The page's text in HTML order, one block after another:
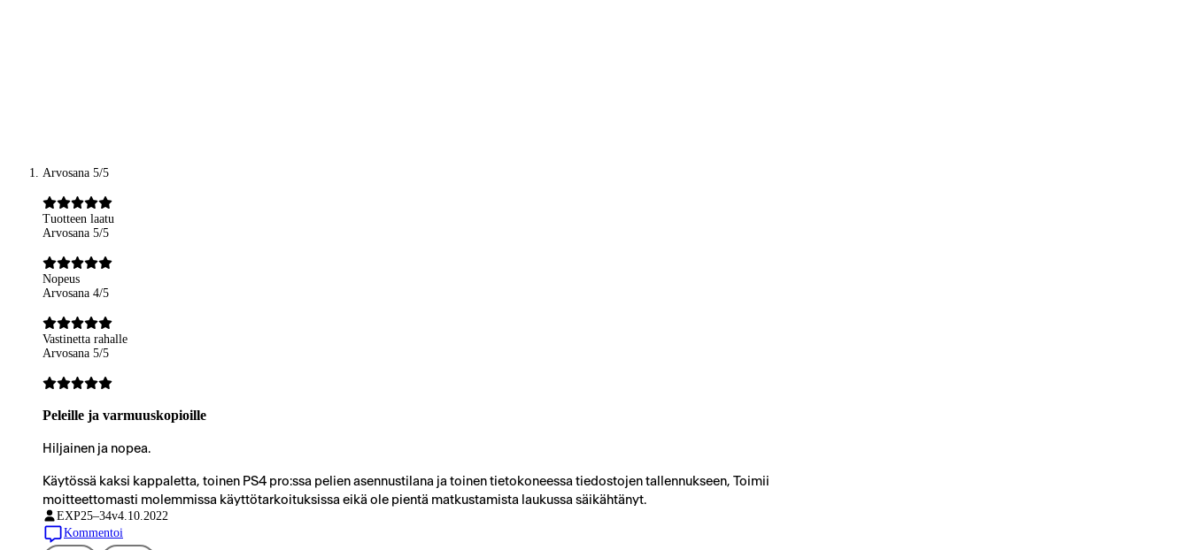
Arvosana 5/5
Tuotteen laatu
Arvosana 5/5
Nopeus
Arvosana 4/5
Vastinetta rahalle
Arvosana 5/5
Peleille ja varmuuskopioille
Hiljainen ja nopea.
Käytössä kaksi kappaletta, toinen PS4 pro:ssa pelien asennustilana ja toinen tietokoneessa tiedostojen tallennukseen, Toimii
moitteettomasti molemmissa käyttötarkoituksissa eikä ole pientä matkustamista laukussa säikähtänyt.
EXP25–34v4.10.2022
Kommentoi